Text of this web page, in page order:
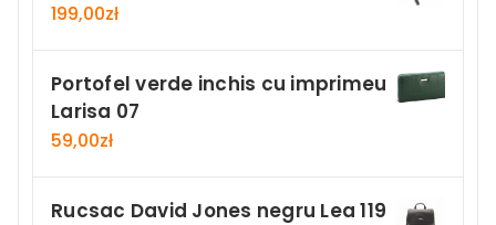
199,00zł
Portofel verde inchis cu imprimeu
Larisa 07
59,00zł
Rucsac David Jones negru Lea 119